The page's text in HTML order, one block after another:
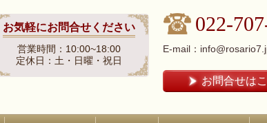
お気軽にお問合せください
営業時間：10:00~18:00
定休日：土・日曜・祝日
022-
E-mail：
お問合せは